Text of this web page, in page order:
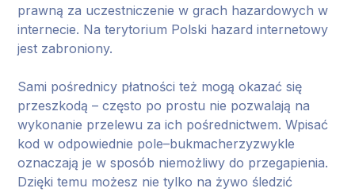
prawną za uczestniczenie w grach hazardowych w
internecie. Na terytorium Polski hazard internetowy
jest zabroniony.
Sami pośrednicy płatności też mogą okazać się
przeszkodą – często po prostu nie pozwalają na
wykonanie przelewu za ich pośrednictwem. Wpisać
kod w odpowiednie pole–bukmacherzyzwykle
oznaczają je w sposób niemożliwy do przegapienia.
Dzięki temu możesz nie tylko na żywo śledzić